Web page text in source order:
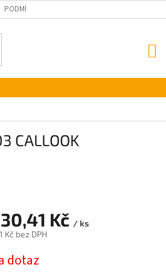
PODMÍNKY OCHRANY OSOBNÍCH ÚDAJŮ
CALLOOK
Kč / ks
Kč bez DPH
dotaz